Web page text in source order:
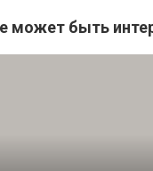
может быть